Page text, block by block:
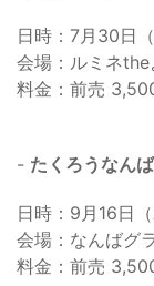
日時：7月30日
会場：ルミネthe
料金：前売
- たくろうなん
日時：9月16日
会場：なんばグ
料金：前売